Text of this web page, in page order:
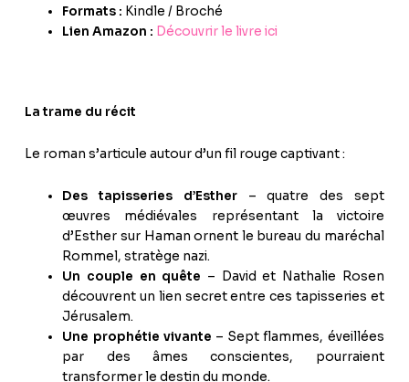
Formats : Kindle / Broché
Lien Amazon : Découvrir le livre ici
La trame du récit
Le roman s’articule autour d’un fil rouge captivant :
Des tapisseries d’Esther– quatre des sept
œuvres médiévales représentant la victoire
d’Esther sur Haman ornent le bureau du maréchal
Rommel, stratège nazi.
Un couple en quête – David et Nathalie Rosen
découvrent un lien secret entre ces tapisseries et
Jérusalem.
Une prophétie vivante – Sept flammes, éveillées
par des âmes conscientes, pourraient
transformer le destin du monde.